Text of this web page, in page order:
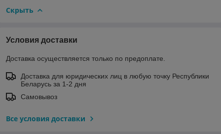
Скрыть
Условия доставки
Доставка осуществляется только по предоплате.
Доставка для юридических лиц в любую точку Республики
Беларусь за 1-2 дня
Самовывоз
Все условия доставки